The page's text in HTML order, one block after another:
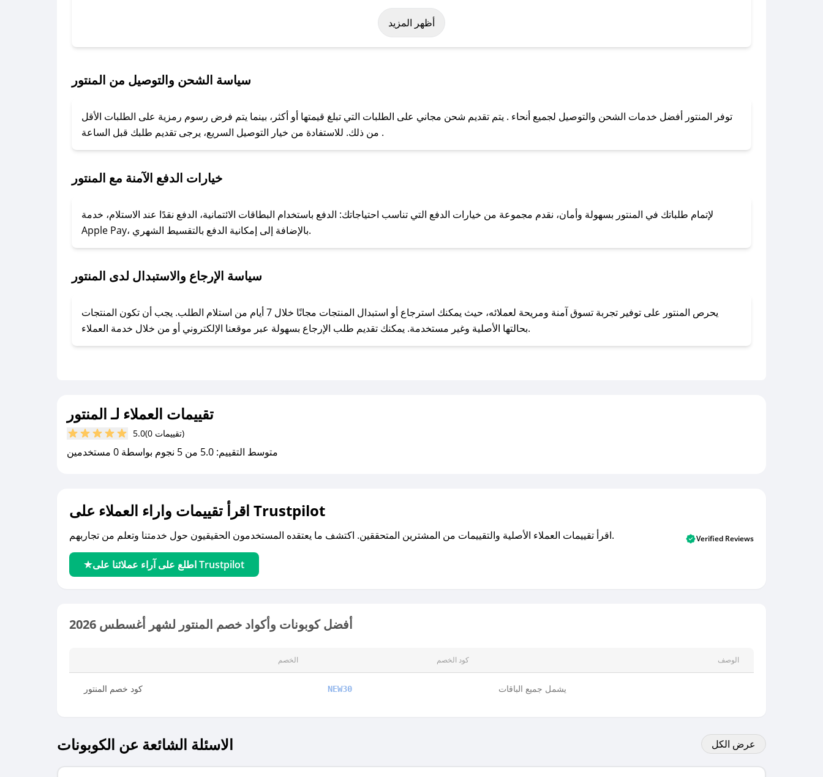
باستخدام تطبيق صحصح، يمكنك العثور بسهولة على كود خصم المنتور. وفي حال عدم توفر الكوبون، تواصل معنا عبر تويتر أو البريد الإلكتروني لإضافته بسرعة.
لا تقلق! يمكنك التواصل مع فريق دعم صحصح عبر الرسائل الخاصة على تويتر أو البريد الإلكتروني، وسنقوم بحل المشكلة في أسرع وقت ممكن.
### ماذا أفعل إذا لم أجد كود خصم لمتجري المفضل؟
للحصول على كوبونات وخصومات حصرية، قم بما يلي:
- اضغط على أيقونة متابعة لمتجر المنتور في تطبيق صحصح.
- تابع حسابنا الرسمي على تويتر وقم بتفعيل زر التنبيهات.
أظهر المزيد
سياسة الشحن والتوصيل من المنتور
توفر المنتور أفضل خدمات الشحن والتوصيل لجميع أنحاء . يتم تقديم شحن مجاني على الطلبات التي تبلغ قيمتها أو أكثر، بينما يتم فرض رسوم رمزية على الطلبات الأقل
من ذلك. للاستفادة من خيار التوصيل السريع، يرجى تقديم طلبك قبل الساعة .
خيارات الدفع الآمنة مع المنتور
لإتمام طلباتك في المنتور بسهولة وأمان، نقدم مجموعة من خيارات الدفع التي تناسب احتياجاتك: الدفع باستخدام البطاقات الائتمانية، الدفع نقدًا عند الاستلام، خدمة
Apple Pay، بالإضافة إلى إمكانية الدفع بالتقسيط الشهري.
سياسة الإرجاع والاستبدال لدى المنتور
يحرص المنتور على توفير تجربة تسوق آمنة ومريحة لعملائه، حيث يمكنك استرجاع أو استبدال المنتجات مجانًا خلال 7 أيام من استلام الطلب. يجب أن تكون المنتجات
بحالتها الأصلية وغير مستخدمة. يمكنك تقديم طلب الإرجاع بسهولة عبر موقعنا الإلكتروني أو من خلال خدمة العملاء.
تقييمات العملاء لـ المنتور
5.0 (0 تقييمات)
متوسط التقييم: 5.0 من 5 نجوم بواسطة 0 مستخدمين
اقرأ تقييمات واراء العملاء على Trustpilot
اقرأ تقييمات العملاء الأصلية والتقييمات من المشترين المتحققين. اكتشف ما يعتقده المستخدمون الحقيقيون حول خدمتنا وتعلم من تجاربهم.
اطلع على آراء عملائنا على Trustpilot
Verified Reviews
أفضل كوبونات وأكواد خصم المنتور لشهر أغسطس 2026
الخصم كود الخصم الوصف
كود خصم المنتور NEW30 يشمل جميع الباقات
الاسئلة الشائعة عن الكوبونات عرض الكل